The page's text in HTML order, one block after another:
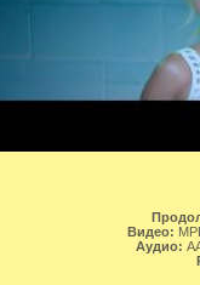
Видео:
Аудио: